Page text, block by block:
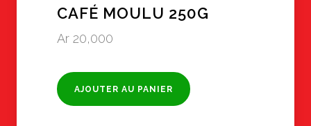
CAFÉ MOULU 250G
Ar 20,000
AJOUTER AU PANIER